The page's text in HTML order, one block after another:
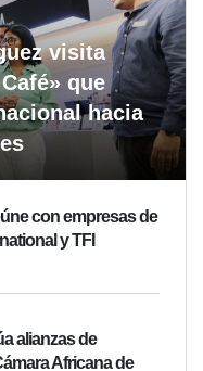
visita
que
hacia
con empresas de
y TFI
alianzas de
Africana de